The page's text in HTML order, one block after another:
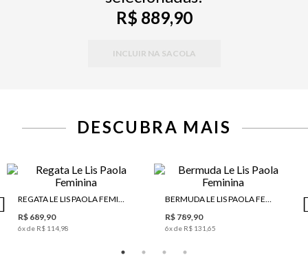
R$ 889,90
INCLUIR NA SACOLA
DESCUBRA MAIS
REGATA LE LIS PAOLA FEMININA
R$ 689,90
6x de R$ 114,98
BERMUDA LE LIS PAOLA FEMININA
R$ 789,90
6x de R$ 131,65